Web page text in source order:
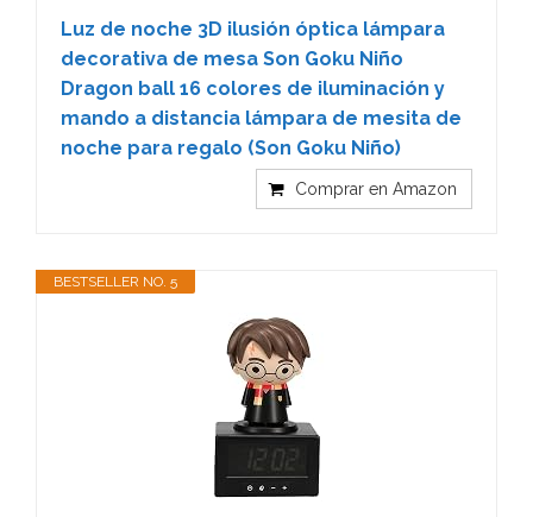
Luz de noche 3D ilusión óptica lámpara
decorativa de mesa Son Goku Niño
Dragon ball 16 colores de iluminación y
mando a distancia lámpara de mesita de
noche para regalo (Son Goku Niño)
Comprar en Amazon
BESTSELLER NO. 5